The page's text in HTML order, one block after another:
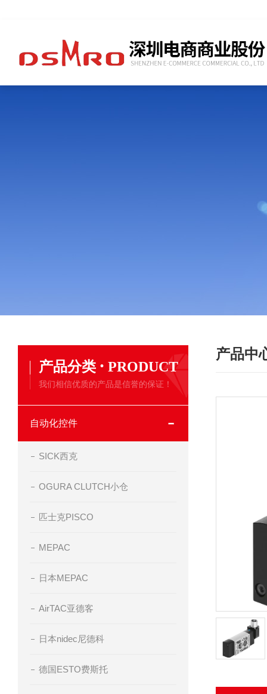
产品分类 · PRODUCT
我们相信优质的产品是信誉的保证！
自动化控件
SICK西克
OGURA CLUTCH小仓
匹士克PISCO
MEPAC
日本MEPAC
AirTAC亚德客
日本nidec尼德科
德国ESTO费斯托
产品中